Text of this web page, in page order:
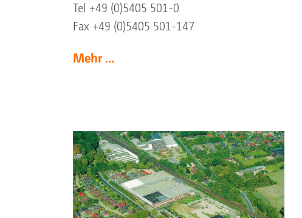
Tel +49 (0)5405 501-0
Fax +49 (0)5405 501-147
Mehr ...